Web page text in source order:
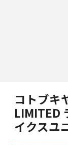
コトブキ
LIMITED
イクスユ